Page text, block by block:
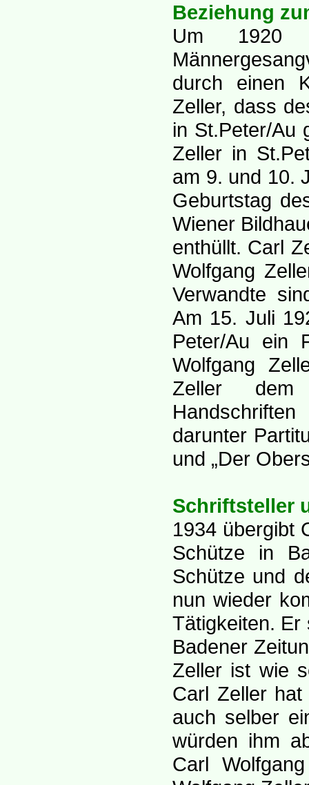
Beziehung
Um 1920
durch einen
Zeller, dass
in St.Peter/Au
Zeller in
am 9. und 10.
Geburtstag
Wiener
enthüllt. Carl
Wolfgang
Verwandte
Am 15. Juli
Peter/Au ein
Wolfgang
Zeller dem
darunter
und „Der
Schriftsteller
1934 übergibt
Schütze in
Schütze und
nun wieder
Tätigkeiten.
Badener
Zeller ist wie
Carl Zeller
auch selber
würden ihm
Carl